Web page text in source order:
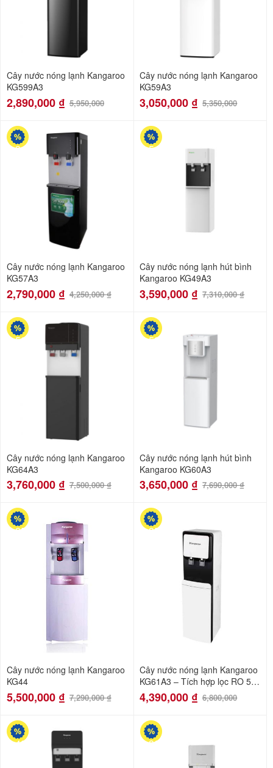
Cây nước nóng lạnh Kangaroo
KG599A3
2,890,000 ₫ 5,950,000
Cây nước nóng lạnh Kangaroo
KG59A3
3,050,000 ₫ 5,350,000
-34%
Cây nước nóng lạnh Kangaroo
KG57A3
2,790,000 ₫ 4,250,000₫
-51%
Cây nước nóng lạnh hút bình
Kangaroo KG49A3
3,590,000 ₫ 7,310,000₫
-50%
Cây nước nóng lạnh Kangaroo
KG64A3
3,760,000 ₫ 7,500,000₫
-53%
Cây nước nóng lạnh hút bình
Kangaroo KG60A3
3,650,000 ₫ 7,690,000₫
-25%
Cây nước nóng lạnh Kangaroo
KG44
5,500,000 ₫ 7,290,000₫
-35%
Cây nước nóng lạnh Kangaroo
KG61A3 – Tích hợp lọc RO 5
lõi
4,390,000 ₫ 6,800,000
-48% -36%